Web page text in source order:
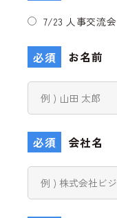
7/23 人事交流会
必須 お名前
必須 会社名